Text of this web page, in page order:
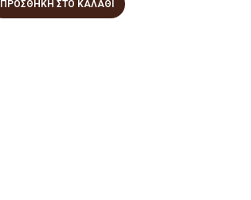
ΠΡΟΣΘΉΚΗ ΣΤΟ ΚΑΛΆΘΙ